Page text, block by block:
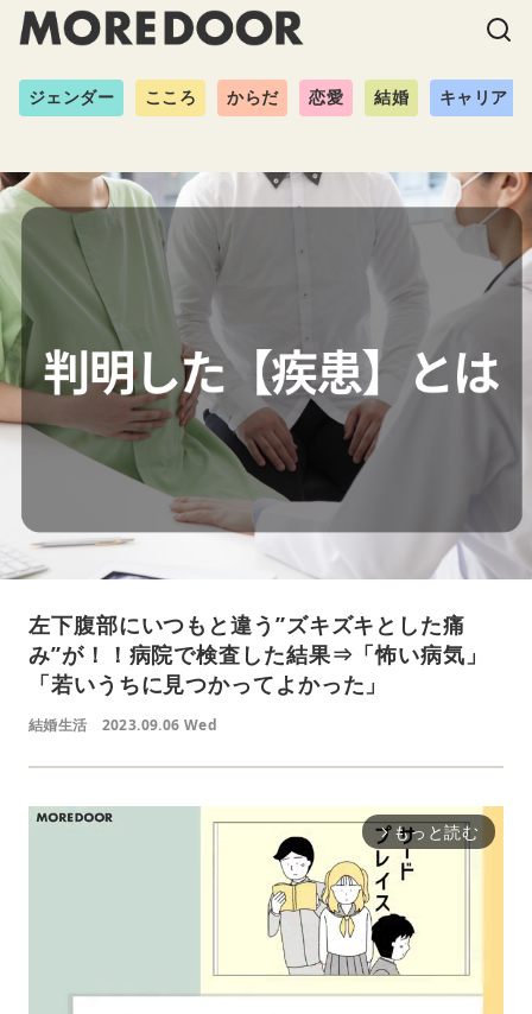
ジェンダー こころ からだ 恋愛 結婚 キャリア
左下腹部にいつもと違う”ズキズキとした痛
み”が！！病院で検査した結果⇒「怖い病気」
「若いうちに見つかってよかった」
結婚生活 2023.09.06 Wed
arrow_forward_ios もっと読む